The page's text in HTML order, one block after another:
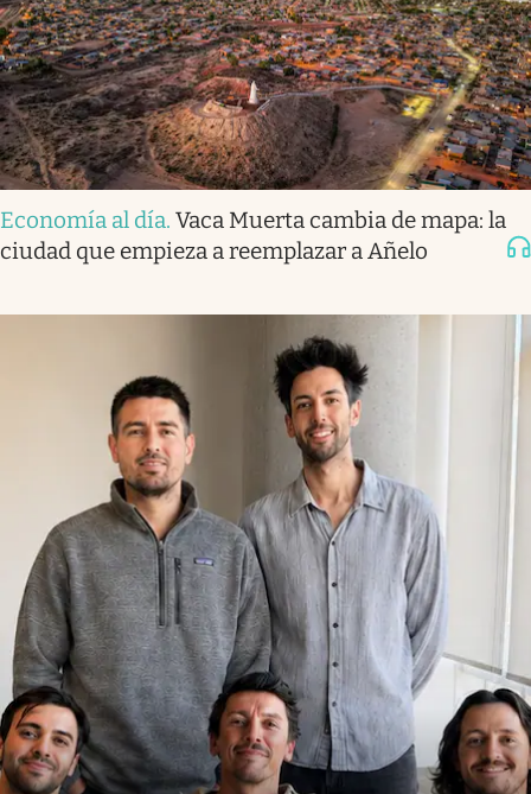
Economía al día. Vaca Muerta cambia de mapa: la
ciudad que empieza a reemplazar a Añelo